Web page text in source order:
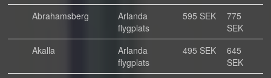
Abrahamsberg
Arlanda
flygplats
595 SEK
775
SEK
Akalla
Arlanda
flygplats
495 SEK
645
SEK